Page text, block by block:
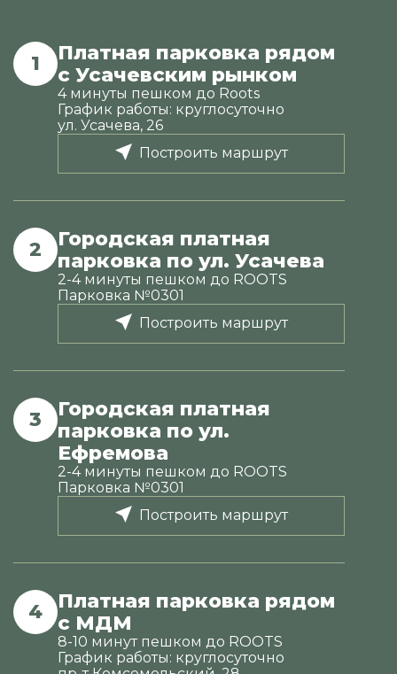
1
Платная парковка рядом
с Усачевским рынком
4 минуты пешком до Roots
График работы: круглосуточно
ул. Усачева, 26
Построить маршрут
2
Городская платная
парковка по ул. Усачева
2-4 минуты пешком до ROOTS
Парковка №0301
Построить маршрут
3
Городская платная
парковка по ул.
Ефремова
2-4 минуты пешком до ROOTS
Парковка №0301
Построить маршрут
4
Платная парковка рядом
с МДМ
8-10 минут пешком до ROOTS
График работы: круглосуточно